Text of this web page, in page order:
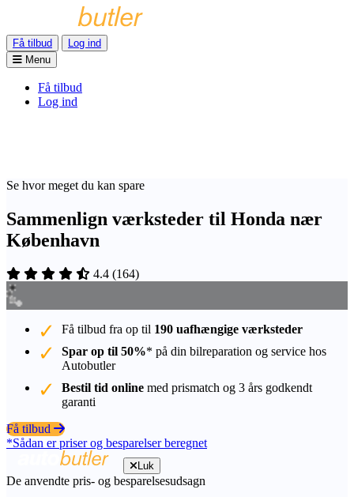
Få tilbud
Log ind
Menu
Få tilbud
Log ind
Se hvor meget du kan spare
Sammenlign værksteder til Honda nær
København
4.4 (164)
Få tilbud fra op til 190 uafhængige værksteder
Spar op til 50%* på din bilreparation og service hos
Autobutler
Bestil tid online med prismatch og 3 års godkendt
garanti
Få tilbud
*Sådan er priser og besparelser beregnet
Luk
De anvendte pris- og besparelsesudsagn